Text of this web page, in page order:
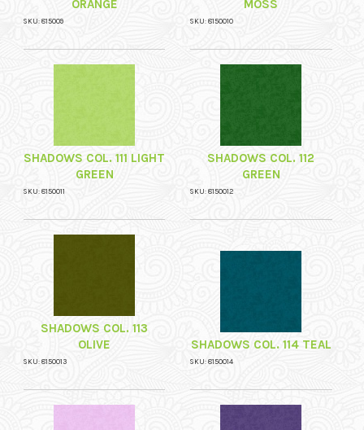
ORANGE
SKU: 815009
MOSS
SKU: 8150010
SHADOWS COL. 111 LIGHT
GREEN
SKU: 8150011
SHADOWS COL. 112
GREEN
SKU: 8150012
SHADOWS COL. 113
OLIVE
SKU: 8150013
SHADOWS COL. 114 TEAL
SKU: 8150014